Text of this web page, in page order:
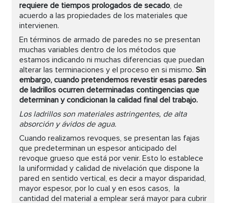
requiere de tiempos prologados de secado , de
acuerdo a las propiedades de los materiales que
intervienen.
En términos de armado de paredes no se presentan
muchas variables dentro de los métodos que
estamos indicando ni muchas diferencias que puedan
alterar las terminaciones y el proceso en si mismo. Sin
embargo, cuando pretendemos revestir esas paredes
de ladrillos ocurren determinadas contingencias que
determinan y condicionan la calidad final del trabajo.
Los ladrillos son materiales astringentes, de alta
absorción y ávidos de agua.
Cuando realizamos revoques, se presentan las fajas
que predeterminan un espesor anticipado del
revoque grueso que está por venir. Esto lo establece
la uniformidad y calidad de nivelación que dispone la
pared en sentido vertical, es decir a mayor disparidad,
mayor espesor, por lo cual y en esos casos, la
cantidad del material a emplear será mayor para cubrir